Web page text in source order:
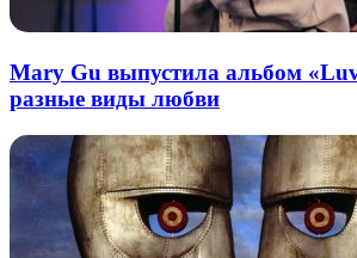
Mary Gu выпустила альбом
разные виды любви